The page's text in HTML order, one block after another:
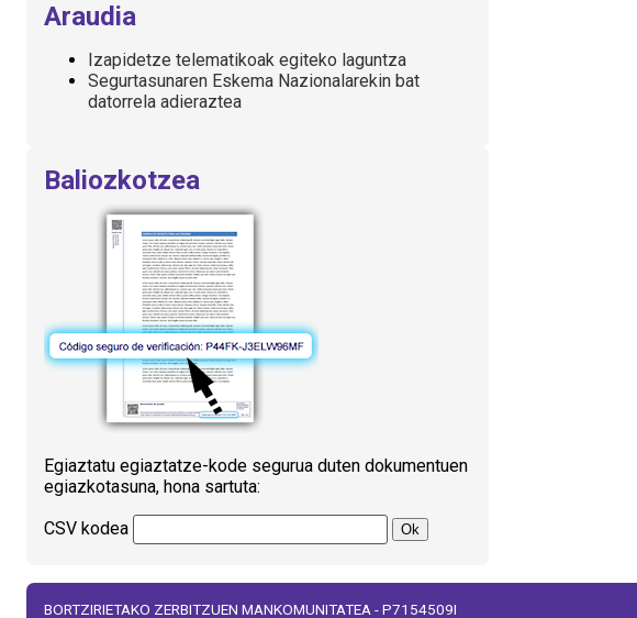
Araudia
Izapidetze telematikoak egiteko laguntza
Segurtasunaren Eskema Nazionalarekin bat
datorrela adieraztea
Baliozkotzea
Egiaztatu egiaztatze-kode segurua duten dokumentuen
egiazkotasuna, hona sartuta:
CSV kodea
BORTZIRIETAKO ZERBITZUEN MANKOMUNITATEA - P7154509I